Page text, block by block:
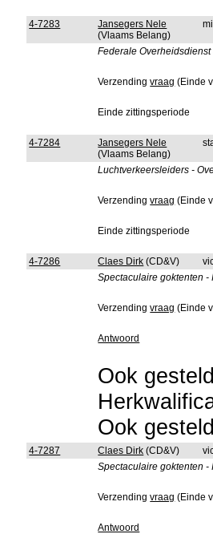
4-7283
Jansegers Nele
(Vlaams Belang)
Federale
Verzendingvraag (Einde
Einde zittingsperiode
4-7284
Jansegers Nele
(Vlaams Belang)
Luchtverkeersleiders -
Verzendingvraag (Einde
Einde zittingsperiode
4-7286 Claes Dirk (CD&V)
Spectaculaire goktenten
Verzendingvraag (Einde
Antwoord
Ook
Ook
4-7287 Claes Dirk (CD&V)
Spectaculaire goktenten
Verzendingvraag (Einde
Antwoord